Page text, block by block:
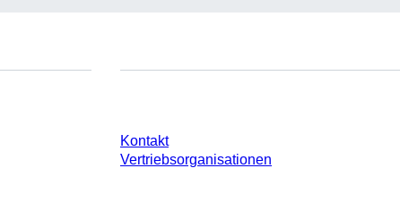
Kontakt
Vertriebsorganisationen